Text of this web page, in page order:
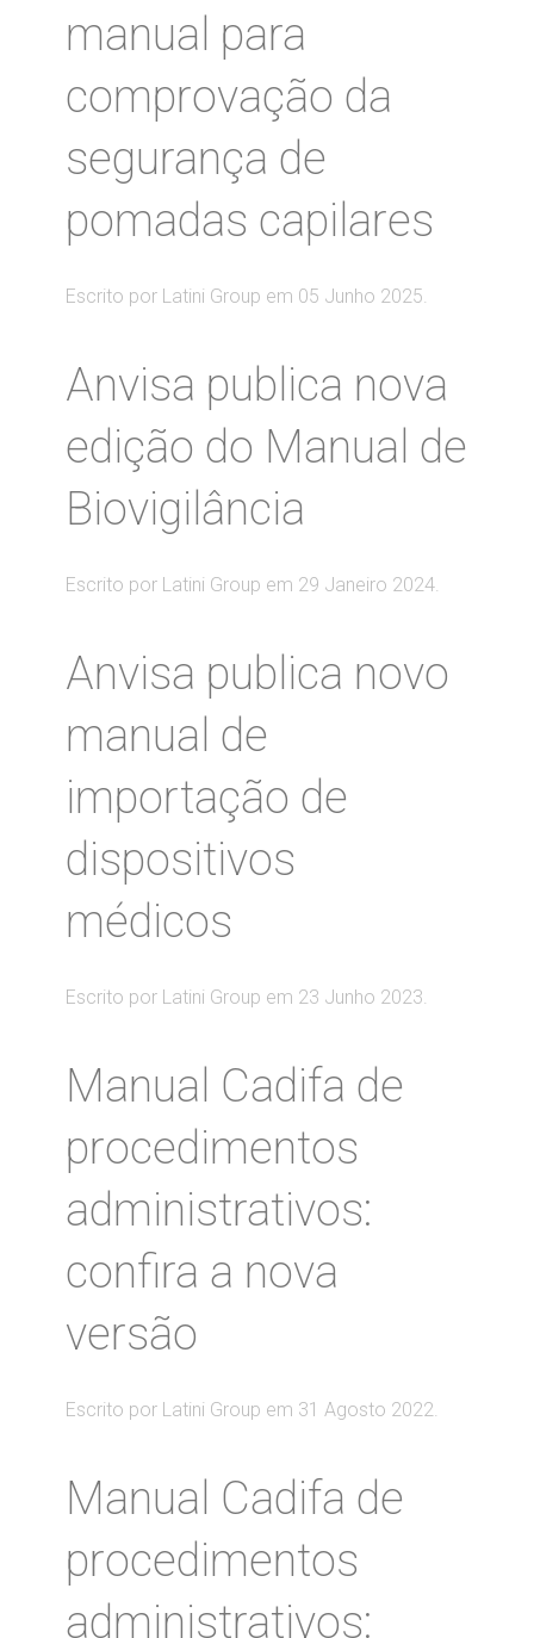
manual para
comprovação da
segurança de
pomadas capilares
Escrito por Latini Group em 05 Junho 2025.
Anvisa publica nova
edição do Manual de
Biovigilância
Escrito por Latini Group em 29 Janeiro 2024.
Anvisa publica novo
manual de
importação de
dispositivos
médicos
Escrito por Latini Group em 23 Junho 2023.
Manual Cadifa de
procedimentos
administrativos:
confira a nova
versão
Escrito por Latini Group em 31 Agosto 2022.
Manual Cadifa de
procedimentos
administrativos: